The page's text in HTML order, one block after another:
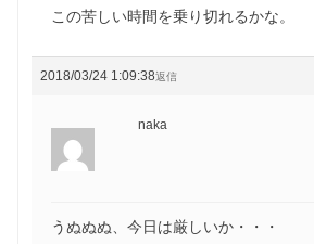
この苦しい時間を乗り切れるかな。
2018/03/24 1:09:38返信
naka
うぬぬぬ、今日は厳しいか・・・